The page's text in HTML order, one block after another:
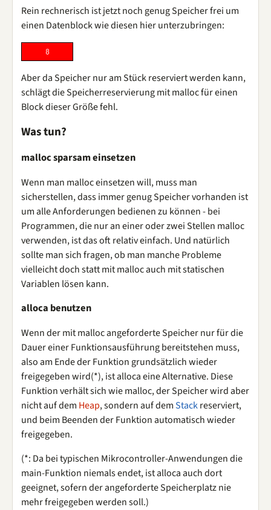
Rein rechnerisch ist jetzt noch genug Speicher frei um
einen Datenblock wie diesen hier unterzubringen:
Aber da Speicher nur am Stück reserviert werden kann,
schlägt die Speicherreservierung mit malloc für einen
Block dieser Größe fehl.
Was tun?
malloc sparsam einsetzen
Wenn man malloc einsetzen will, muss man
sicherstellen, dass immer genug Speicher vorhanden ist
um alle Anforderungen bedienen zu können - bei
Programmen, die nur an einer oder zwei Stellen malloc
verwenden, ist das oft relativ einfach. Und natürlich
sollte man sich fragen, ob man manche Probleme
vielleicht doch statt mit malloc auch mit statischen
Variablen lösen kann.
alloca benutzen
Wenn der mit malloc angeforderte Speicher nur für die
Dauer einer Funktionsausführung bereitstehen muss,
also am Ende der Funktion grundsätzlich wieder
freigegeben wird(*), ist alloca eine Alternative. Diese
Funktion verhält sich wie malloc, der Speicher wird aber
nicht auf dem Heap, sondern auf demStackreserviert,
und beim Beenden der Funktion automatisch wieder
freigegeben.
(*: Da bei typischen Mikrocontroller-Anwendungen die
main-Funktion niemals endet, ist alloca auch dort
geeignet, sofern der angeforderte Speicherplatz nie
mehr freigegeben werden soll.)